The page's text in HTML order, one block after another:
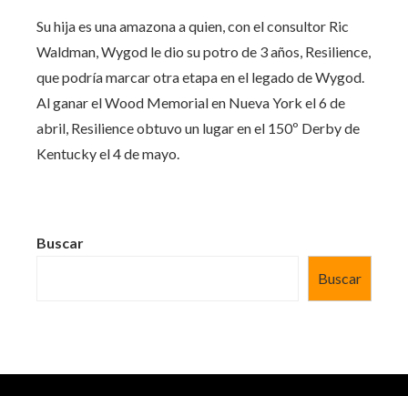
Su hija es una amazona a quien, con el consultor Ric
Waldman, Wygod le dio su potro de 3 años, Resilience,
que podría marcar otra etapa en el legado de Wygod.
Al ganar el Wood Memorial en Nueva York el 6 de
abril, Resilience obtuvo un lugar en el 150º Derby de
Kentucky el 4 de mayo.
Buscar
Buscar